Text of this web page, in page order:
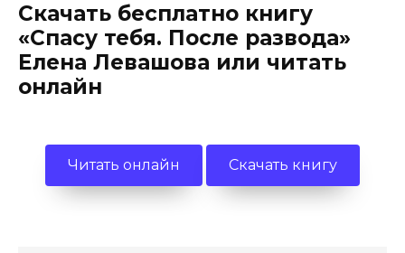
Скачать бесплатно книгу
«Спасу тебя. После развода»
Елена Левашова или читать
онлайн
Читать онлайн Скачать книгу